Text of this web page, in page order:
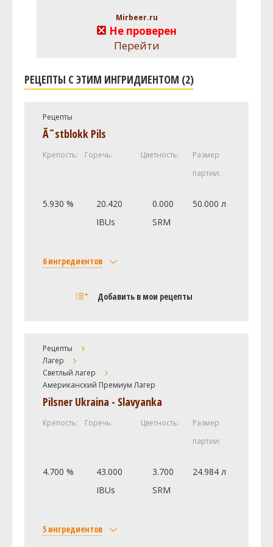
Mirbeer.ru
Не проверен
Перейти
РЕЦЕПТЫ С ЭТИМ ИНГРИДИЕНТОМ (2)
Рецепты
Добавить в мои рецепты
Ã˜stblokk Pils
Крепость: Горечь: Цветность:
Размер
партии:
5.930 %
20.420
IBUs
0.000
SRM
50.000 л
6 ингредиентов
Castle Malting Pilsner Malt
Хмель
Славянка (Slavyanka)
Рецепты
Лагер
Светлый лагер
Американский Премиум Лагер
Pilsner Ukraina - Slavyanka
Крепость: Горечь: Цветность:
Размер
партии:
4.700 %
43.000
IBUs
3.700
SRM
24.984 л
5 ингредиентов